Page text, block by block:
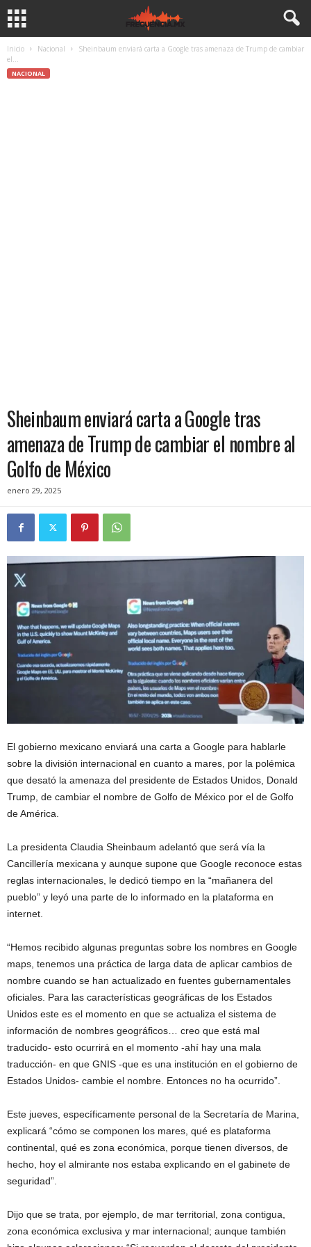
Inicio Nacional
Sheinbaum enviará carta a Google tras amenaza de Trump de cambiar
el...
NACIONAL
Sheinbaum enviará carta a Google tras
amenaza de Trump de cambiar el nombre al
Golfo de México
enero 29, 2025
El gobierno mexicano enviará una carta a Google para hablarle
sobre la división internacional en cuanto a mares, por la polémica
que desató la amenaza del presidente de Estados Unidos, Donald
Trump, de cambiar el nombre de Golfo de México por el de Golfo
de América.
La presidenta Claudia Sheinbaum adelantó que será vía la
Cancillería mexicana y aunque supone que Google reconoce estas
reglas internacionales, le dedicó tiempo en la “mañanera del
pueblo” y leyó una parte de lo informado en la plataforma en
internet.
“Hemos recibido algunas preguntas sobre los nombres en Google
maps, tenemos una práctica de larga data de aplicar cambios de
nombre cuando se han actualizado en fuentes gubernamentales
oficiales. Para las características geográficas de los Estados
Unidos este es el momento en que se actualiza el sistema de
información de nombres geográficos… creo que está mal
traducido- esto ocurrirá en el momento -ahí hay una mala
traducción- en que GNIS -que es una institución en el gobierno de
Estados Unidos- cambie el nombre. Entonces no ha ocurrido”.
Este jueves, específicamente personal de la Secretaría de Marina,
explicará “cómo se componen los mares, qué es plataforma
continental, qué es zona económica, porque tienen diversos, de
hecho, hoy el almirante nos estaba explicando en el gabinete de
seguridad”.
Dijo que se trata, por ejemplo, de mar territorial, zona contigua,
zona económica exclusiva y mar internacional; aunque también